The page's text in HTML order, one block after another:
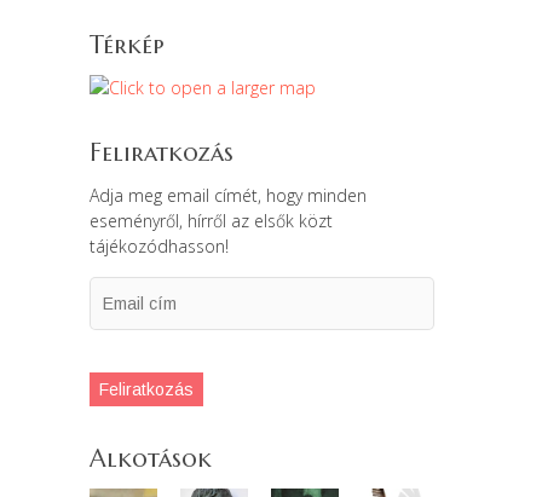
Térkép
Feliratkozás
Adja meg email címét, hogy minden
eseményről, hírről az elsők közt
tájékozódhasson!
cím
Feliratkozás
Alkotások